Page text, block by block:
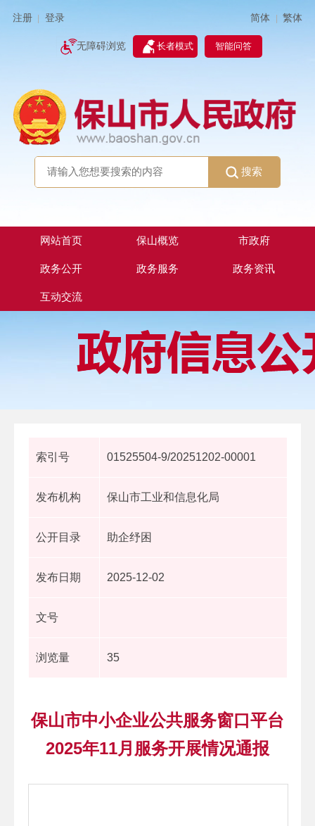
注册 登录 简体 | 繁体
无障碍浏览 长者模式 智能问答
搜索
网站首页 保山概览 市政府
政务公开 政务服务 政务资讯
互动交流
索引号 01525504-9/20251202-00001
发布机构 保山市工业和信息化局
公开目录 助企纾困
发布日期 2025-12-02
文号
浏览量 35
保山市中小企业公共服务窗口平台
2025年11月服务开展情况通报